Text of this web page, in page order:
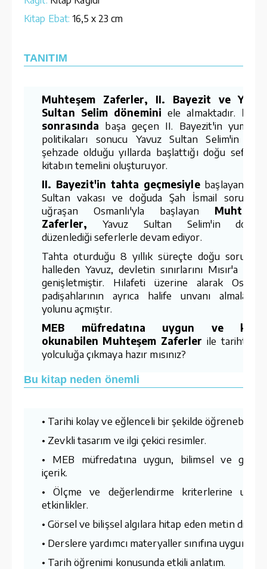
Kitap Ebat: 16,5 x 23 cm
TANITIM
Muhteşem Zaferler, II. Bayezit ve
Sultan Selim dönemini ele almaktadır.
sonrasında başa geçen II. Bayezit'in
politikaları sonucu Yavuz Sultan Selim'in
şehzade olduğu yıllarda başlattığı doğu
kitabın temelini oluşturuyor.
II. Bayezit'in tahta geçmesiylebaşlayan
Sultan vakası ve doğuda Şah İsmail
uğraşan Osmanlı'yla başlayan
Zaferler, Yavuz Sultan Selim'in
düzenlediği seferlerle devam ediyor.
Tahta oturduğu 8 yıllık süreçte doğu
halleden Yavuz, devletin sınırlarını Mısır'a
genişletmiştir. Hilafeti üzerine alarak
padişahlarının ayrıca halife unvanı
yolunu açmıştır.
MEB müfredatına uygun ve
okunabilen Muhteşem Zaferler ile tarihte
yolculuğa çıkmaya hazır mısınız?
Bu kitap neden önemli
• Tarihi kolay ve eğlenceli bir şekilde öğrenebilme.
• Zevkli tasarım ve ilgi çekici resimler.
• MEB müfredatına uygun, bilimsel ve
içerik.
• Ölçme ve değerlendirme kriterlerine
etkinlikler.
• Görsel ve bilişsel algılara hitap eden metin dili.
• Derslere yardımcı materyaller sınıfına uygunluk.
• Tarih öğrenimi konusunda etkili anlatım.